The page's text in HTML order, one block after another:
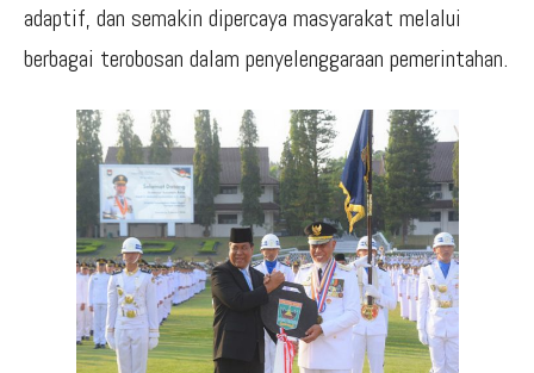
adaptif, dan semakin dipercaya masyarakat melalui
berbagai terobosan dalam penyelenggaraan pemerintahan.